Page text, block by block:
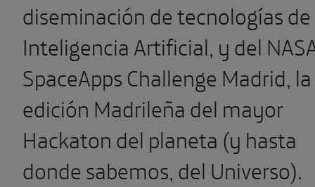
diseminación de tecnologías de
Inteligencia Artificial, y del
SpaceApps Challenge Madrid, la
edición Madrileña del mayor
Hackaton del planeta (y hasta
donde sabemos, del Universo).